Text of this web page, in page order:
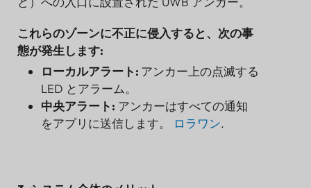
これらのゾーンに不正に侵入すると、次の事
態が発生します:
ローカルアラート: アンカー上の点滅する
LED とアラーム。
中央アラート: アンカーはすべての通知
をアプリに送信します。
ロラワン.